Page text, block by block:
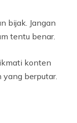
bijak. Jangan
tentu benar.
konten
berputar.